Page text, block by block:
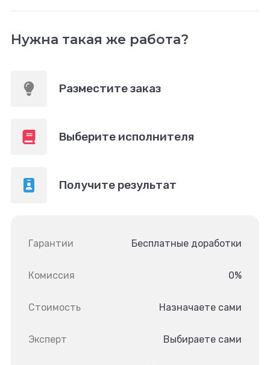
Нужна такая же работа?
Разместите заказ
Выберите исполнителя
Получите результат
Гарантии Бесплатные доработки
Комиссия 0%
Стоимость Назначаете сами
Эксперт Выбираете сами